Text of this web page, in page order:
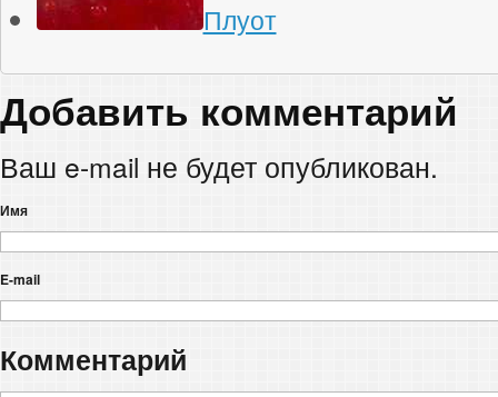
Плуот
Добавить комментарий
Ваш e-mail не будет опубликован.
Имя
E-mail
Комментарий